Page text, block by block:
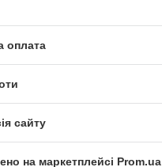
оплата
сайту
на маркетплейсі Prom.ua